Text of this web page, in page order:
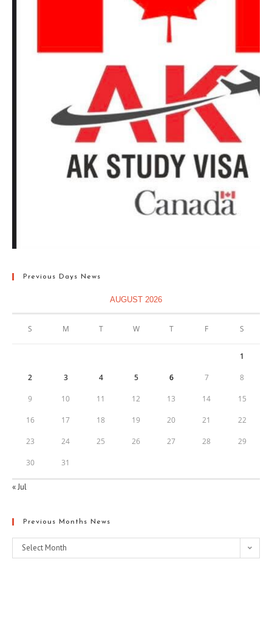
Previous Days News
AUGUST 2026
S M T W T F S
1
2 3 4 5 6 7 8
9 10 11 12 13 14 15
16 17 18 19 20 21 22
23 24 25 26 27 28 29
30 31
« Jul
Previous Months News
Select Month